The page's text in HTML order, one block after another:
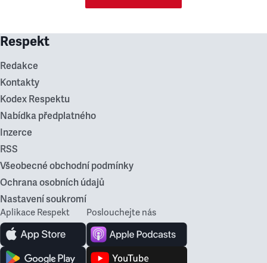
Respekt
Redakce
Kontakty
Kodex Respektu
Nabídka předplatného
Inzerce
RSS
Všeobecné obchodní podmínky
Ochrana osobních údajů
Nastavení soukromí
Aplikace Respekt Poslouchejte nás